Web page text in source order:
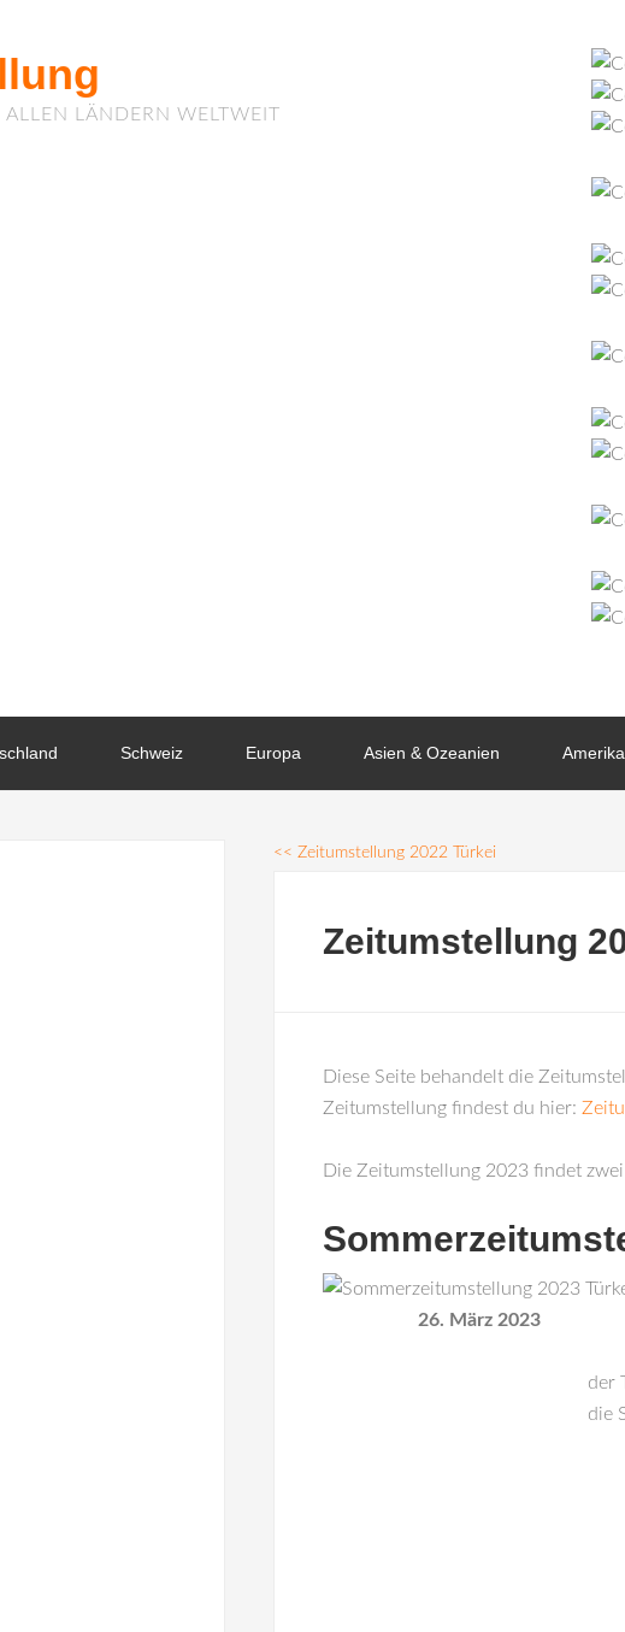
LÄNDERN WELTWEIT
Schweiz Europa Asien & Ozeanien
<< Zeitumstellung 2022 Türkei
Zeitumstellung
Diese Seite behandelt die
Zeitumstellung findest du hier:
Die Zeitumstellung 2023 findet
26. März 2023
der
die